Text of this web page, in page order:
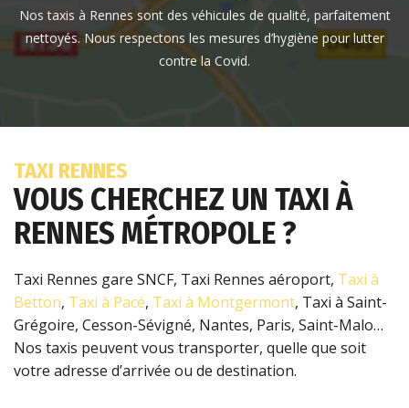
Nos taxis à Rennes sont des véhicules de qualité, parfaitement
nettoyés. Nous respectons les mesures d’hygiène pour lutter
contre la Covid.
TAXI RENNES
VOUS CHERCHEZ UN TAXI À
RENNES MÉTROPOLE ?
Taxi Rennes gare SNCF, Taxi Rennes aéroport, Taxi à
Betton, Taxi à Pacé, Taxi à Montgermont, Taxi à Saint-
Grégoire, Cesson-Sévigné, Nantes, Paris, Saint-Malo…
Nos taxis peuvent vous transporter, quelle que soit
votre adresse d’arrivée ou de destination.